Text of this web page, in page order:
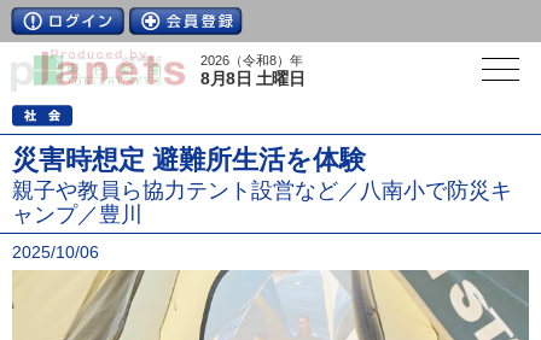
2026（令和8）年
8月8日 土曜日
災害時想定 避難所生活を体験
親子や教員ら協力テント設営など／八南小で防災キ
ャンプ／豊川
2025/10/06